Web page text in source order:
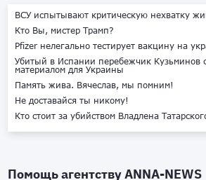
ВСУ испытывают критическую нехватку
Кто Вы, мистер Трамп?
Pfizer нелегально тестирует вакцину на
Убитый в Испании перебежчик Кузьминов
материалом для Украины
Память жива. Вячеслав, мы помним!
Не доставайся ты никому!
Кто стоит за убийством Владлена
Помощь агентствуANNA-NEWS